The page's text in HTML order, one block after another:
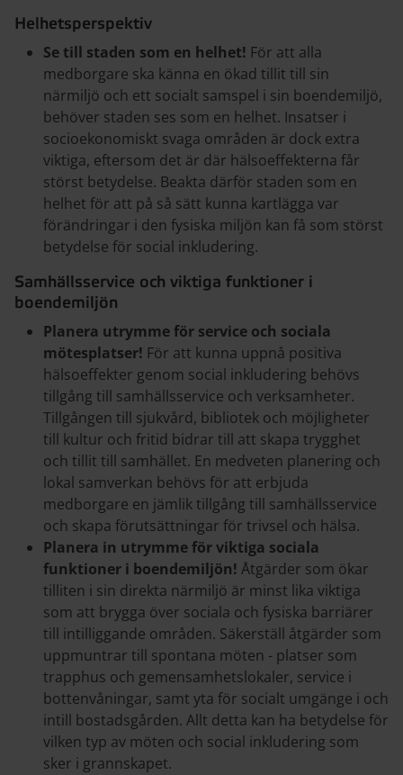
Helhetsperspektiv
Se till staden som en helhet! För att alla
medborgare ska känna en ökad tillit till sin
närmiljö och ett socialt samspel i sin boendemiljö,
behöver staden ses som en helhet. Insatser i
socioekonomiskt svaga områden är dock extra
viktiga, eftersom det är där hälsoeffekterna får
störst betydelse. Beakta därför staden som en
helhet för att på så sätt kunna kartlägga var
förändringar i den fysiska miljön kan få som störst
betydelse för social inkludering.
Samhällsservice och viktiga funktioner i
boendemiljön
Planera utrymme för service och sociala
mötesplatser! För att kunna uppnå positiva
hälsoeffekter genom social inkludering behövs
tillgång till samhällsservice och verksamheter.
Tillgången till sjukvård, bibliotek och möjligheter
till kultur och fritid bidrar till att skapa trygghet
och tillit till samhället. En medveten planering och
lokal samverkan behövs för att erbjuda
medborgare en jämlik tillgång till samhällsservice
och skapa förutsättningar för trivsel och hälsa.
Planera in utrymme för viktiga sociala
funktioner i boendemiljön! Åtgärder som ökar
tilliten i sin direkta närmiljö är minst lika viktiga
som att brygga över sociala och fysiska barriärer
till intilliggande områden. Säkerställ åtgärder som
uppmuntrar till spontana möten - platser som
trapphus och gemensamhetslokaler, service i
bottenvåningar, samt yta för socialt umgänge i och
intill bostadsgården. Allt detta kan ha betydelse för
vilken typ av möten och social inkludering som
sker i grannskapet.